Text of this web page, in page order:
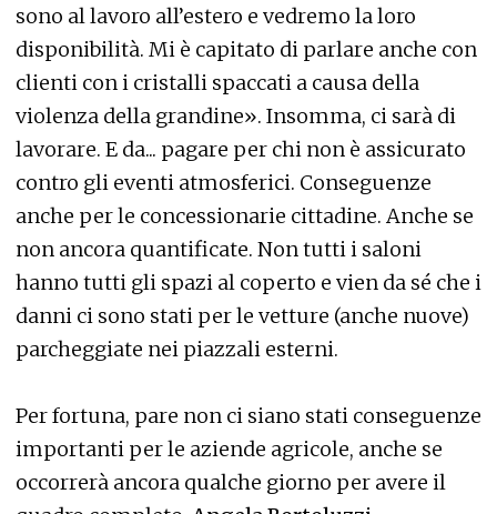
sono al lavoro all’estero e vedremo la loro
disponibilità. Mi è capitato di parlare anche con
clienti con i cristalli spaccati a causa della
violenza della grandine». Insomma, ci sarà di
lavorare. E da... pagare per chi non è assicurato
contro gli eventi atmosferici. Conseguenze
anche per le concessionarie cittadine. Anche se
non ancora quantificate. Non tutti i saloni
hanno tutti gli spazi al coperto e vien da sé che i
danni ci sono stati per le vetture (anche nuove)
parcheggiate nei piazzali esterni.
Per fortuna, pare non ci siano stati conseguenze
importanti per le aziende agricole, anche se
occorrerà ancora qualche giorno per avere il